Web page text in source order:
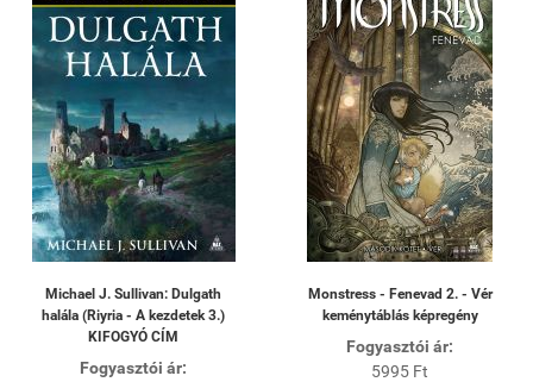
Michael J. Sullivan: Dulgath
halála (Riyria - A kezdetek 3.)
KIFOGYÓ CÍM
Fogyasztói ár:
Monstress - Fenevad 2. - Vér
keménytáblás képregény
Fogyasztói ár:
5995 Ft